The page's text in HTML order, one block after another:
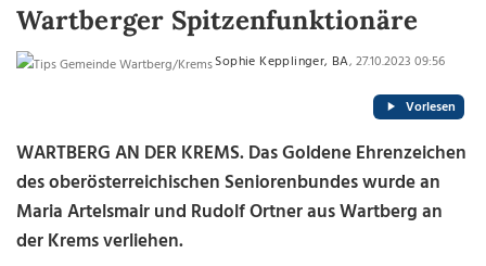
Wartberger Spitzenfunktionäre
Sophie Kepplinger, BA, 27.10.2023 09:56
Vorlesen
WARTBERG AN DER KREMS. Das Goldene Ehrenzeichen
des oberösterreichischen Seniorenbundes wurde an
Maria Artelsmair und Rudolf Ortner aus Wartberg an
der Krems verliehen.